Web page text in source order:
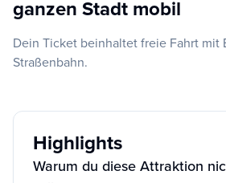
ganzen Stadt mobil
Dein Ticket beinhaltet freie Fahrt mit
Straßenbahn.
Highlights
Warum du diese Attraktion